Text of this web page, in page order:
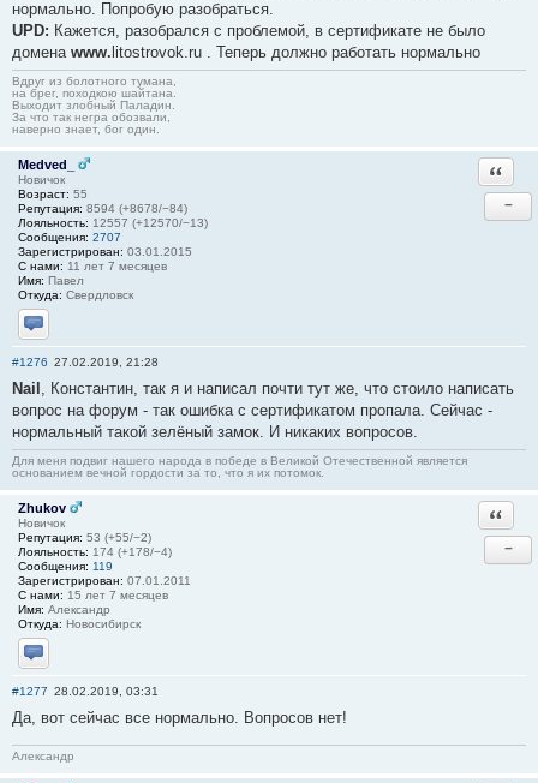
нормально. Попробую разобраться.
UPD: Кажется, разобрался с проблемой, в сертификате не было
домена www. litostrovok.ru . Теперь должно работать нормально
Вдруг из болотного тумана,
на брег, походкою шайтана.
Выходит злобный Паладин.
За что так негра обозвали,
наверно знает, бог один.
Medved_
Новичок
Возраст: 55
Репутация: 8594 (+8678/−84)
Лояльность: 12557 (+12570/−13)
Сообщения: 2707
Зарегистрирован: 03.01.2015
С нами: 11 лет 7 месяцев
Имя: Павел
Откуда: Свердловск
Отправить личное сообщение
−
#1276 27.02.2019, 21:28
Nail , Константин, так я и написал почти тут же, что стоило написать
вопрос на форум - так ошибка с сертификатом пропала. Сейчас -
нормальный такой зелёный замок. И никаких вопросов.
Для меня подвиг нашего народа в победе в Великой Отечественной является
основанием вечной гордости за то, что я их потомок.
Zhukov
Новичок
Репутация: 53 (+55/−2)
Лояльность: 174 (+178/−4)
Сообщения: 119
Зарегистрирован: 07.01.2011
С нами: 15 лет 7 месяцев
Имя: Александр
Откуда: Новосибирск
Отправить личное сообщение
−
#1277 28.02.2019, 03:31
Да, вот сейчас все нормально. Вопросов нет!
Александр